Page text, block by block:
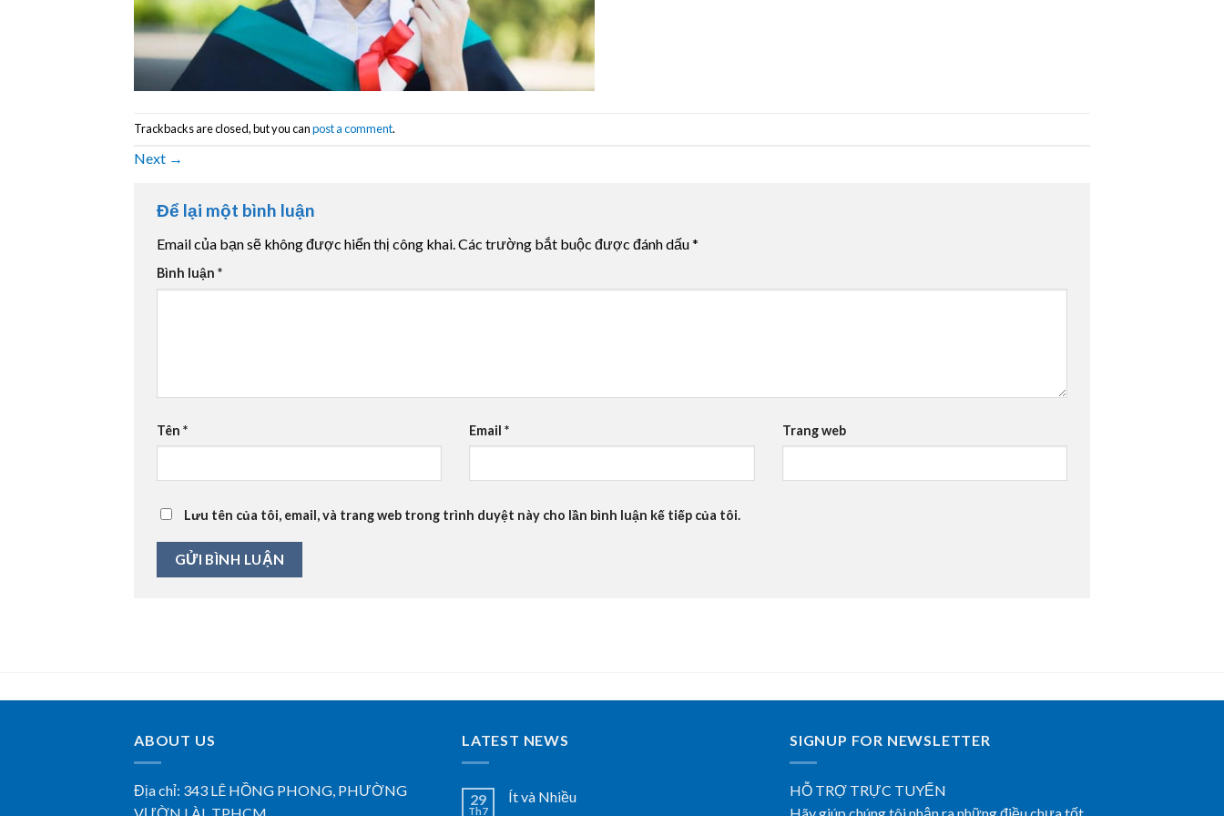
Trackbacks are closed, but you canpost a comment.
Next →
Để lại một bình luận
Email của bạn sẽ không được hiển thị công khai.Các trường bắt buộc được đánh dấu*
Bình luận *
Tên * Email* Trang web
Lưu tên của tôi, email, và trang web trong trình duyệt này cho lần bình luận kế tiếp của tôi.
ABOUT US
Địa chỉ: 343 LÊ HỒNG PHONG, PHƯỜNG
VƯỜN LÀI, TPHCM
LATEST NEWS
29
Th7
Ít và Nhiều
SIGNUP FOR NEWSLETTER
HỖ TRỢ TRỰC TUYẾN
Hãy giúp chúng tôi nhận ra những điều chưa tốt